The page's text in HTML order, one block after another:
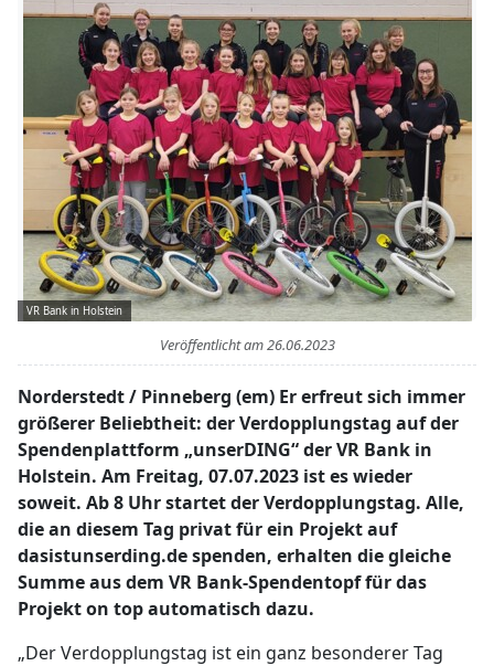
VR Bank in Holstein
Veröffentlicht am26.06.2023
Norderstedt / Pinneberg (em) Er erfreut sich immer
größerer Beliebtheit: der Verdopplungstag auf der
Spendenplattform „unserDING“ der VR Bank in
Holstein. Am Freitag, 07.07.2023 ist es wieder
soweit. Ab 8 Uhr startet der Verdopplungstag. Alle,
die an diesem Tag privat für ein Projekt auf
dasistunserding.de spenden, erhalten die gleiche
Summe aus dem VR Bank-Spendentopf für das
Projekt on top automatisch dazu.
„Der Verdopplungstag ist ein ganz besonderer Tag